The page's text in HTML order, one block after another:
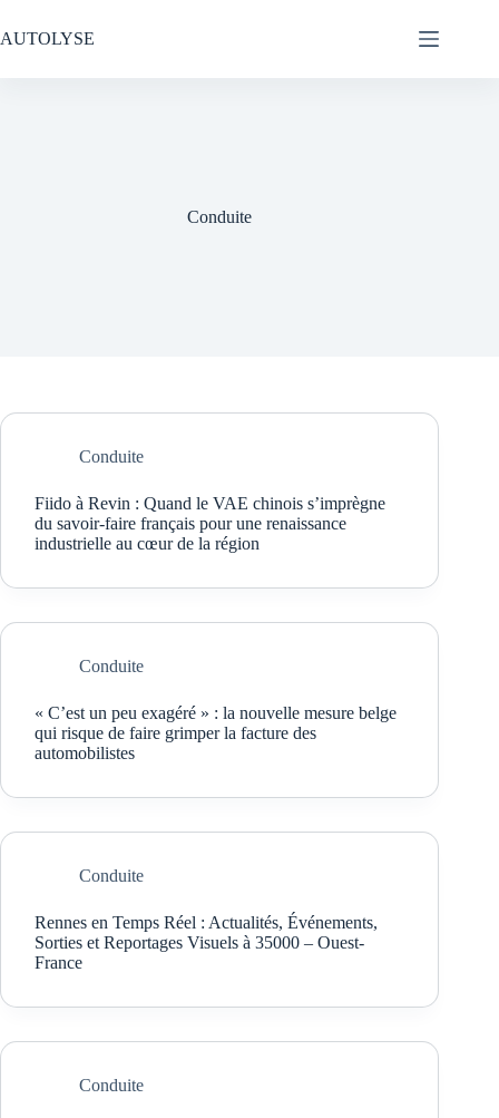
au
contenu
AUTOLYSE
Conduite
Conduite
Fiido à Revin : Quand le VAE chinois s’imprègne
du savoir-faire français pour une renaissance
industrielle au cœur de la région
Conduite
« C’est un peu exagéré » : la nouvelle mesure belge
qui risque de faire grimper la facture des
automobilistes
Conduite
Rennes en Temps Réel : Actualités, Événements,
Sorties et Reportages Visuels à 35000 – Ouest-
France
Conduite